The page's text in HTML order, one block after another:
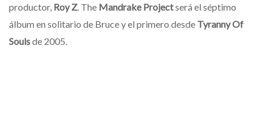
productor, Roy Z. The Mandrake Projectserá el séptimo
álbum en solitario de Bruce y el primero desde Tyranny Of
Soulsde 2005.